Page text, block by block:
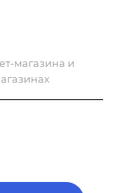
магазина и